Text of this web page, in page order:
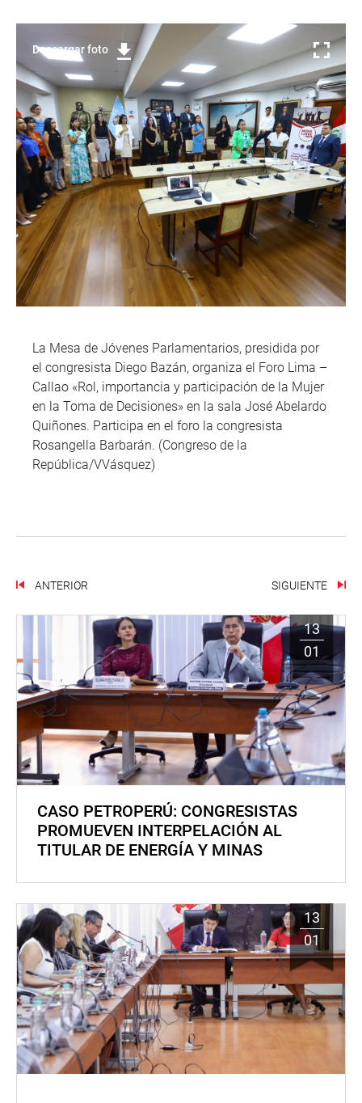
Descargar foto
La Mesa de Jóvenes Parlamentarios, presidida por
el congresista Diego Bazán, organiza el Foro Lima –
Callao «Rol, importancia y participación de la Mujer
en la Toma de Decisiones» en la sala José Abelardo
Quiñones. Participa en el foro la congresista
Rosangella Barbarán. (Congreso de la
República/VVásquez)
ANTERIOR SIGUIENTE
13
01
CASO PETROPERÚ: CONGRESISTAS
PROMUEVEN INTERPELACIÓN AL
TITULAR DE ENERGÍA Y MINAS
13
01